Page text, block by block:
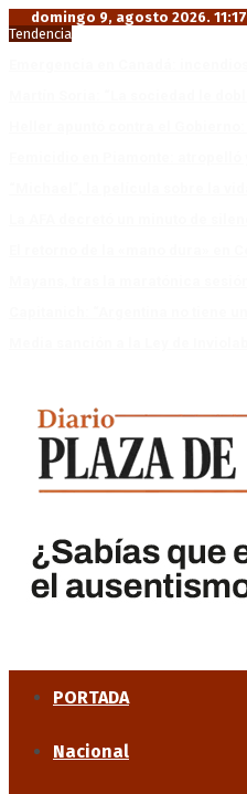
domingo 9, agosto 2026. 11:17
Tendencia
PORTADA
Nacional